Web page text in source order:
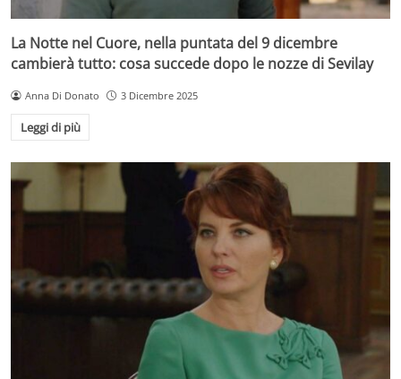
La Notte nel Cuore, nella puntata del 9 dicembre
cambierà tutto: cosa succede dopo le nozze di Sevilay
Anna Di Donato 3 Dicembre 2025
Leggi di più